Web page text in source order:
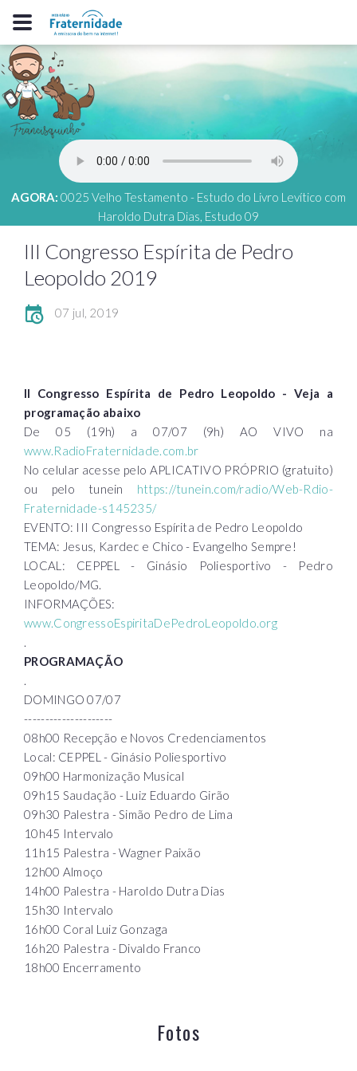
AGORA: 0025 Velho Testamento - Estudo do Livro Levítico com
Haroldo Dutra Dias, Estudo 09
III Congresso Espírita de Pedro
Leopoldo 2019
07 jul, 2019
II Congresso Espírita de Pedro Leopoldo - Veja a
programação abaixo
De 05 (19h) a 07/07 (9h) AO VIVO na
www.RadioFraternidade.com.br
No celular acesse pelo APLICATIVO PRÓPRIO (gratuito)
ou pelo tunein https://tunein.com/radio/Web-Rdio-
Fraternidade-s145235/
EVENTO: III Congresso Espírita de Pedro Leopoldo
TEMA: Jesus, Kardec e Chico - Evangelho Sempre!
LOCAL: CEPPEL - Ginásio Poliesportivo - Pedro
Leopoldo/MG.
INFORMAÇÕES:
www.CongressoEspiritaDePedroLeopoldo.org
.
PROGRAMAÇÃO
.
DOMINGO 07/07
---------------------
08h00 Recepção e Novos Credenciamentos
Local: CEPPEL - Ginásio Poliesportivo
09h00 Harmonização Musical
09h15 Saudação - Luiz Eduardo Girão
09h30 Palestra - Simão Pedro de Lima
10h45 Intervalo
11h15 Palestra - Wagner Paixão
12h00 Almoço
14h00 Palestra - Haroldo Dutra Dias
15h30 Intervalo
16h00 Coral Luiz Gonzaga
16h20 Palestra - Divaldo Franco
18h00 Encerramento
Fotos